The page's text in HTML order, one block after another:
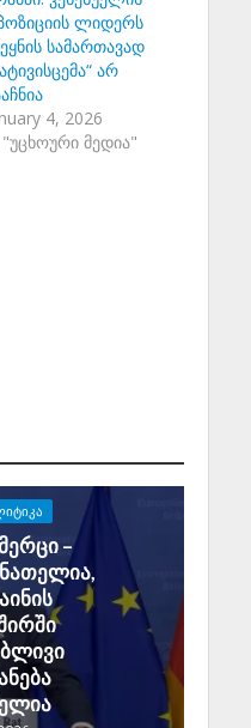
ლიდერს
სამართავად
არ
4, 2026
"უცხოური მედია"
–